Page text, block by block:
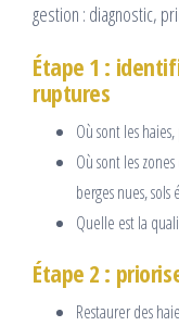
gestion : diagnostic,
Étape 1 :
ruptures
Où sont les
Où sont les
berges nues, sols
Quelle est la
Étape 2 :
Restaurer des